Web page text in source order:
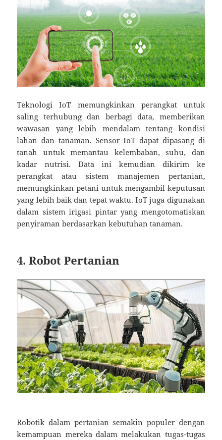
Teknologi IoT memungkinkan perangkat untuk
saling terhubung dan berbagi data, memberikan
wawasan yang lebih mendalam tentang kondisi
lahan dan tanaman. Sensor IoT dapat dipasang di
tanah untuk memantau kelembaban, suhu, dan
kadar nutrisi. Data ini kemudian dikirim ke
perangkat atau sistem manajemen pertanian,
memungkinkan petani untuk mengambil keputusan
yang lebih baik dan tepat waktu. IoT juga digunakan
dalam sistem irigasi pintar yang mengotomatiskan
penyiraman berdasarkan kebutuhan tanaman.
4. Robot Pertanian
Robotik dalam pertanian semakin populer dengan
kemampuan mereka dalam melakukan tugas-tugas